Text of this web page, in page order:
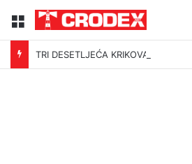
Menu
TRI DESETLJEĆA KRIKOVA OČAJNIKA